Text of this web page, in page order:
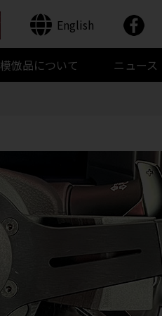
English
模倣品について
ニュース